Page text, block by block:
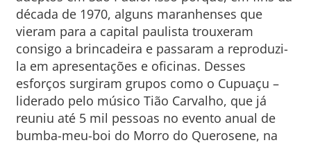
década de 1970, alguns maranhenses que
vieram para a capital paulista trouxeram
consigo a brincadeira e passaram a reproduzi-
la em apresentações e oficinas. Desses
esforços surgiram grupos como o Cupuaçu –
liderado pelo músico Tião Carvalho, que já
reuniu até 5 mil pessoas no evento anual de
bumba-meu-boi do Morro do Querosene, na